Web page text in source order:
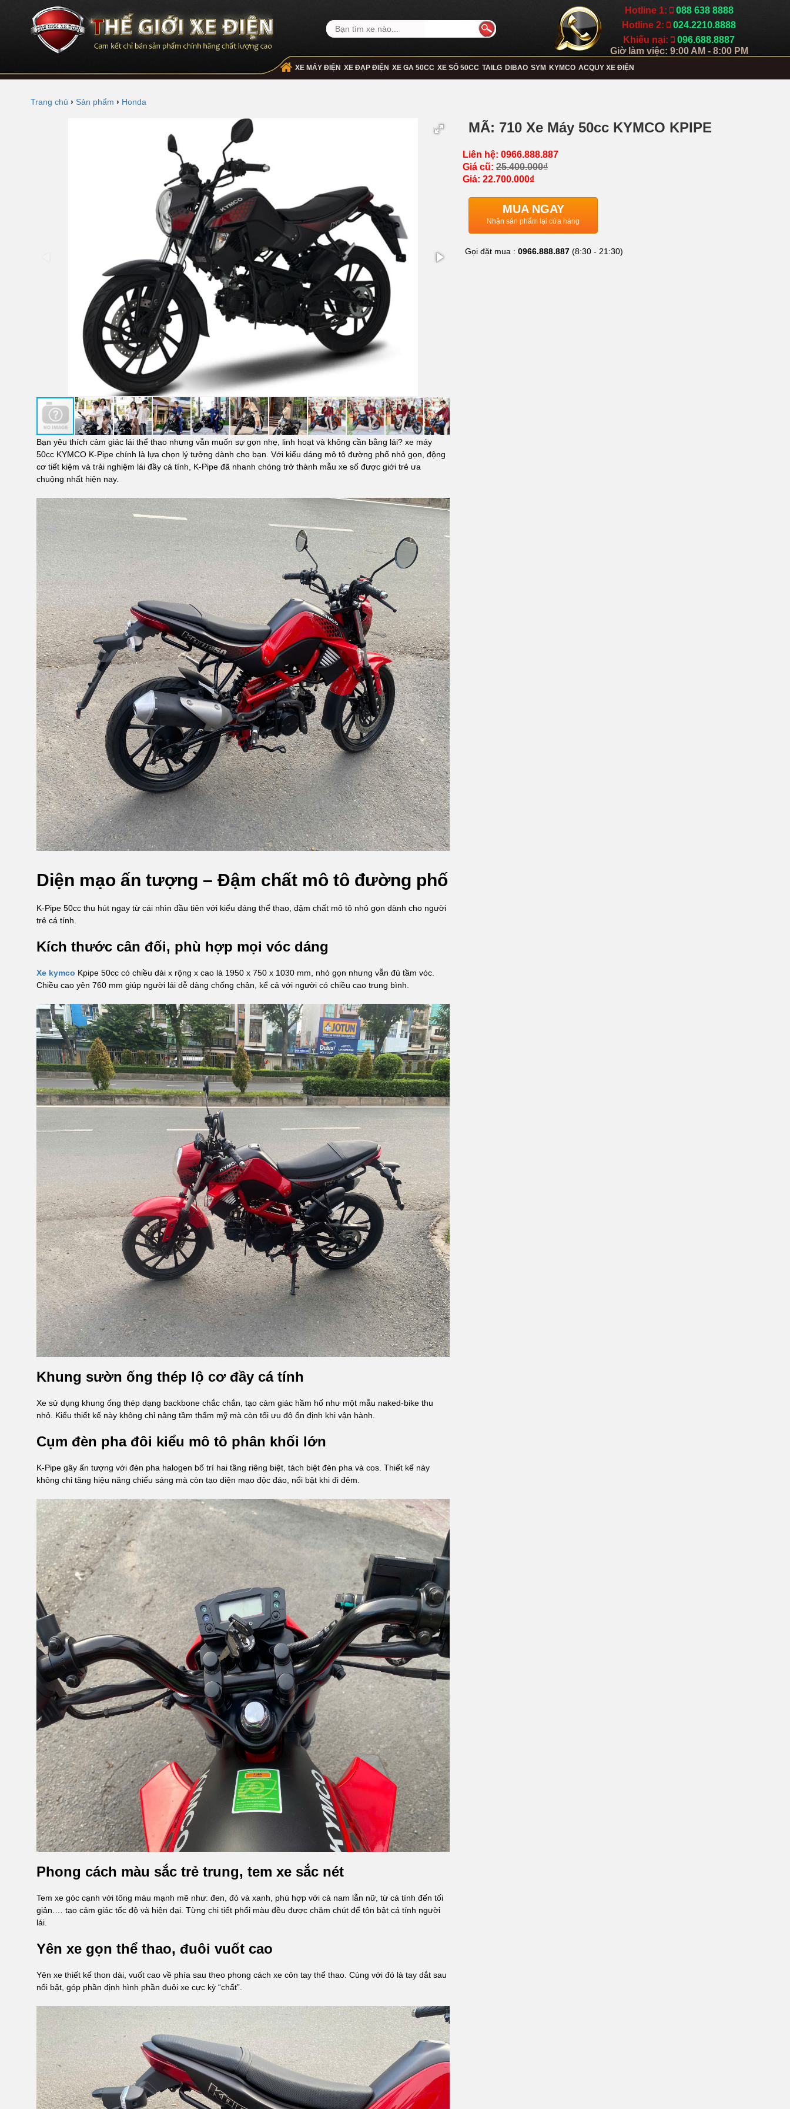
Hotline 1:
088 638 8888
Hotline 2:
024.2210.8888
Khiếu nại:
096.688.8887
Giờ làm việc: 9:00 AM - 8:00 PM
XE MÁY ĐIỆN XE ĐẠP ĐIỆN XE GA 50CC XE SỐ 50CC TAILG DIBAO SYM KYMCO ACQUY XE ĐIỆN
Trang chủ › Sản phẩm › Honda
Bạn yêu thích cảm giác lái thể thao nhưng vẫn muốn sự gọn nhẹ, linh hoạt và không cần bằng lái? xe máy
50cc KYMCO K-Pipe chính là lựa chọn lý tưởng dành cho bạn. Với kiểu dáng mô tô đường phố nhỏ gọn, động
cơ tiết kiệm và trải nghiệm lái đầy cá tính, K-Pipe đã nhanh chóng trở thành mẫu xe số được giới trẻ ưa
chuộng nhất hiện nay.
Diện mạo ấn tượng – Đậm chất mô tô đường phố
K-Pipe 50cc thu hút ngay từ cái nhìn đầu tiên với kiểu dáng thể thao, đậm chất mô tô nhỏ gọn dành cho người
trẻ cá tính.
Kích thước cân đối, phù hợp mọi vóc dáng
Xe kymco Kpipe 50cc có chiều dài x rộng x cao là 1950 x 750 x 1030 mm, nhỏ gọn nhưng vẫn đủ tầm vóc.
Chiều cao yên 760 mm giúp người lái dễ dàng chống chân, kể cả với người có chiều cao trung bình.
Khung sườn ống thép lộ cơ đầy cá tính
Xe sử dụng khung ống thép dạng backbone chắc chắn, tạo cảm giác hầm hố như một mẫu naked-bike thu
nhỏ. Kiểu thiết kế này không chỉ nâng tầm thẩm mỹ mà còn tối ưu độ ổn định khi vận hành.
Cụm đèn pha đôi kiểu mô tô phân khối lớn
K-Pipe gây ấn tượng với đèn pha halogen bố trí hai tầng riêng biệt, tách biệt đèn pha và cos. Thiết kế này
không chỉ tăng hiệu năng chiếu sáng mà còn tạo diện mạo độc đáo, nổi bật khi đi đêm.
Phong cách màu sắc trẻ trung, tem xe sắc nét
Tem xe góc cạnh với tông màu mạnh mẽ như: đen, đỏ và xanh, phù hợp với cả nam lẫn nữ, từ cá tính đến tối
giản.… tạo cảm giác tốc độ và hiện đại. Từng chi tiết phối màu đều được chăm chút để tôn bật cá tính người
lái.
Yên xe gọn thể thao, đuôi vuốt cao
Yên xe thiết kế thon dài, vuốt cao về phía sau theo phong cách xe côn tay thể thao. Cùng với đó là tay dắt sau
nổi bật, góp phần định hình phần đuôi xe cực kỳ “chất”.
MÃ: 710 Xe Máy 50cc KYMCO KPIPE
Liên hệ: 0966.888.887
Giá cũ: 25.400.000₫
Giá: 22.700.000₫
MUA NGAY
Nhận sản phẩm tại cửa hàng
Gọi đặt mua : 0966.888.887 (8:30 - 21:30)